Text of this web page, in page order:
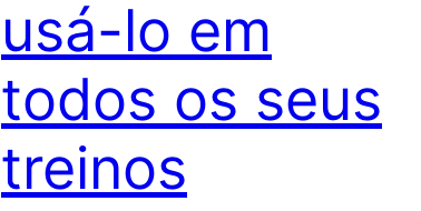
usá-lo em
todos os seus
treinos